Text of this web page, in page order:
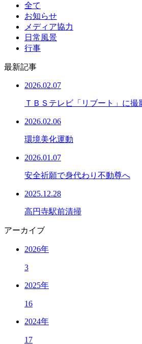
全て
お知らせ
メディア協力
日常風景
行事
最新記事
2026.02.07
ＴＢＳテレビ「リブート」に撮
2026.02.06
環境美化運動
2026.01.07
安全祈願で身代わり不動尊へ
2025.12.28
高円寺駅前清掃
アーカイブ
2026年
3
2025年
16
2024年
17